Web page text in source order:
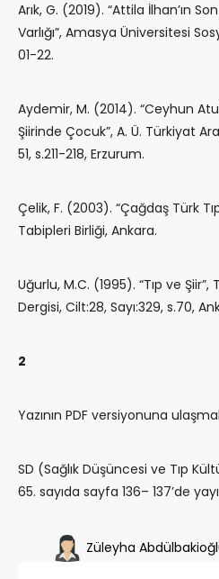
Arık, G. (2019). “Attila İlhan’ın
Varlığı”, Amasya Üniversitesi
01-22.
Aydemir, M. (2014). “Ceyhun
Şiirinde Çocuk”, A. Ü. Türkiyat
51, s.211-218, Erzurum.
Çelik, F. (2003). “Çağdaş Türk
Tabipleri Birliği, Ankara.
Uğurlu, M.C. (1995). “Tıp ve Şiir”,
Dergisi, Cilt:28, Sayı:329, s.70,
2
Yazının PDF versiyonuna
SD (Sağlık Düşüncesi ve Tıp
65. sayıda sayfa 136– 137’de
Züleyha